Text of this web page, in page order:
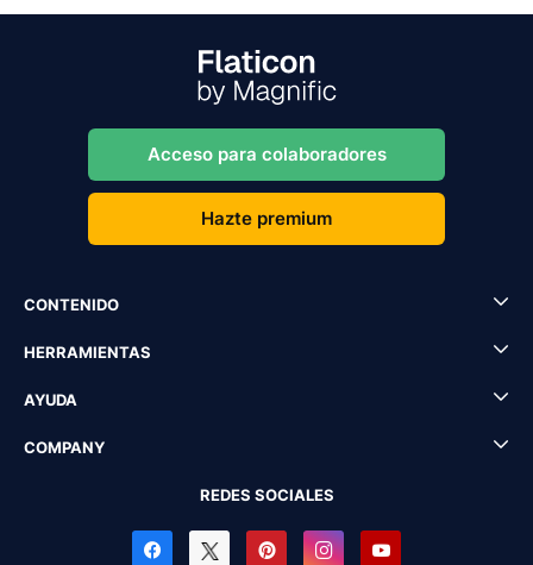
Acceso para colaboradores
Hazte premium
CONTENIDO
HERRAMIENTAS
AYUDA
COMPANY
REDES SOCIALES